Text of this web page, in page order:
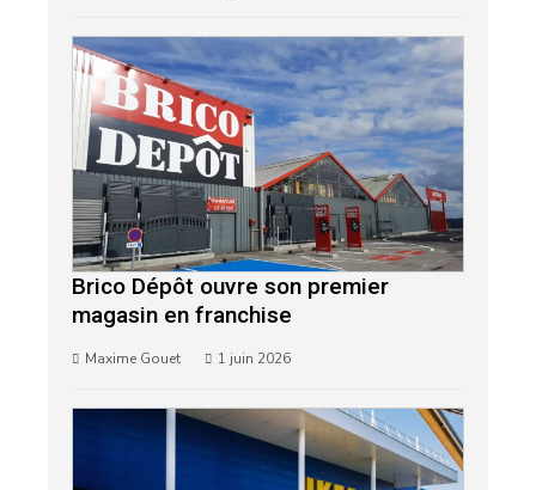
Brico Dépôt ouvre son premier
magasin en franchise
Maxime Gouet 1 juin 2026